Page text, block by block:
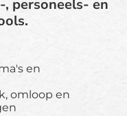
personeels- en
en
omloop en